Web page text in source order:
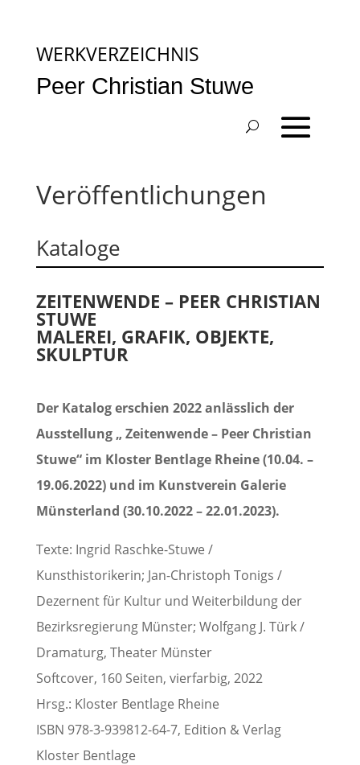
WERKVERZEICHNIS
Peer Christian Stuwe
Veröffentlichungen
Kataloge
ZEITENWENDE – PEER CHRISTIAN
STUWE
MALEREI, GRAFIK, OBJEKTE,
SKULPTUR
Der Katalog erschien 2022 anlässlich der
Ausstellung „ Zeitenwende – Peer Christian
Stuwe“ im Kloster Bentlage Rheine (10.04. –
19.06.2022) und im Kunstverein Galerie
Münsterland (30.10.2022 – 22.01.2023).
Texte: Ingrid Raschke-Stuwe /
Kunsthistorikerin; Jan-Christoph Tonigs /
Dezernent für Kultur und Weiterbildung der
Bezirksregierung Münster; Wolfgang J. Türk /
Dramaturg, Theater Münster
Softcover, 160 Seiten, vierfarbig, 2022
Hrsg.: Kloster Bentlage Rheine
ISBN 978-3-939812-64-7, Edition & Verlag
Kloster Bentlage